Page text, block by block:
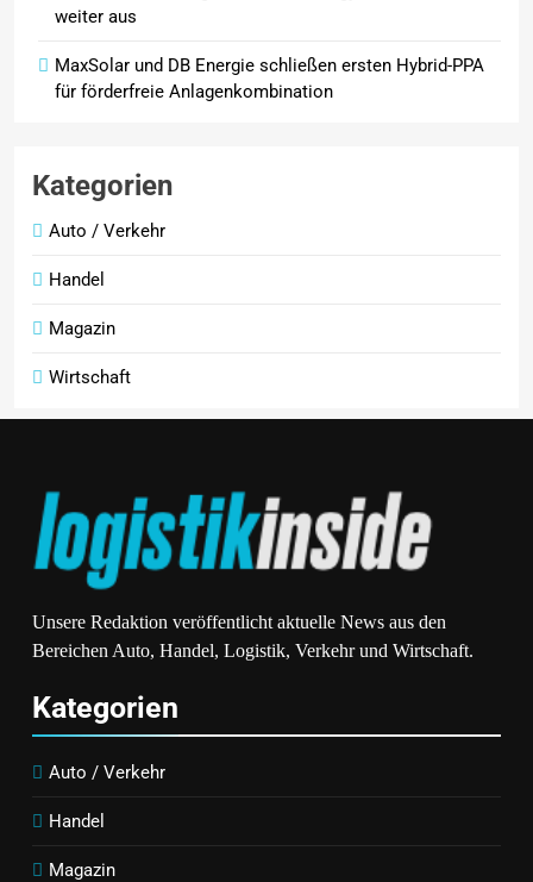
weiter aus
MaxSolar und DB Energie schließen ersten Hybrid-PPA
für förderfreie Anlagenkombination
Kategorien
Auto / Verkehr
Handel
Magazin
Wirtschaft
Unsere Redaktion veröffentlicht aktuelle News aus den
Bereichen Auto, Handel, Logistik, Verkehr und Wirtschaft.
Kategorien
Auto / Verkehr
Handel
Magazin